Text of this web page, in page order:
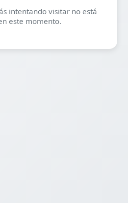
intentando visitar no está
este momento.